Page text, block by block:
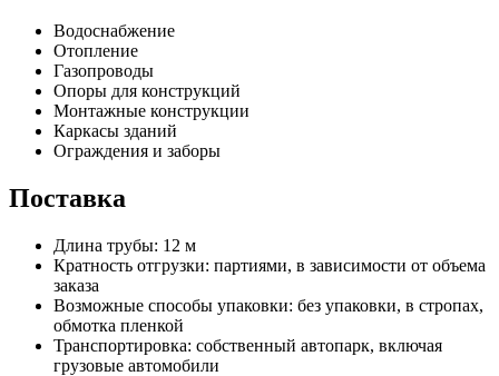
Водоснабжение
Отопление
Газопроводы
Опоры для конструкций
Монтажные конструкции
Каркасы зданий
Ограждения и заборы
Поставка
Длина трубы: 12 м
Кратность отгрузки: партиями, в зависимости от объема
заказа
Возможные способы упаковки: без упаковки, в стропах,
обмотка пленкой
Транспортировка: собственный автопарк, включая
грузовые автомобили